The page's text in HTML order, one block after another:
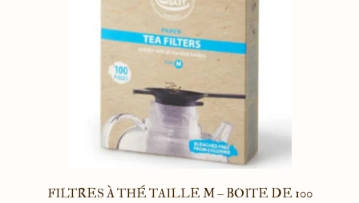
FILTRES À THÉ TAILLE M – BOITE DE 100